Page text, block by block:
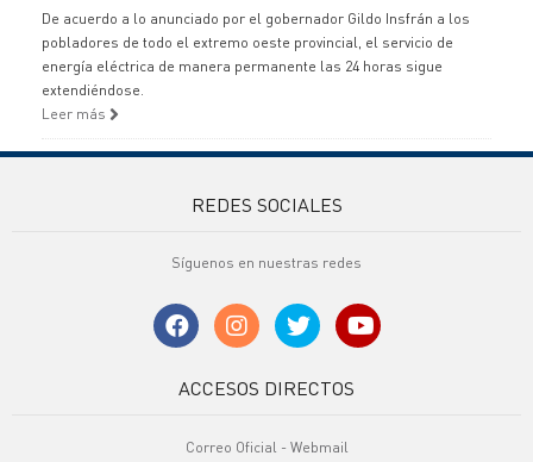
De acuerdo a lo anunciado por el gobernador Gildo Insfrán a los
pobladores de todo el extremo oeste provincial, el servicio de
energía eléctrica de manera permanente las 24 horas sigue
extendiéndose.
Leer más
REDES SOCIALES
Síguenos en nuestras redes
ACCESOS DIRECTOS
Correo Oficial - Webmail